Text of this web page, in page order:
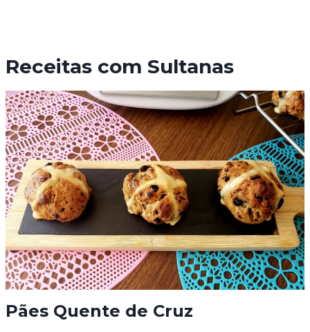
Receitas com Sultanas
Pães Quente de Cruz